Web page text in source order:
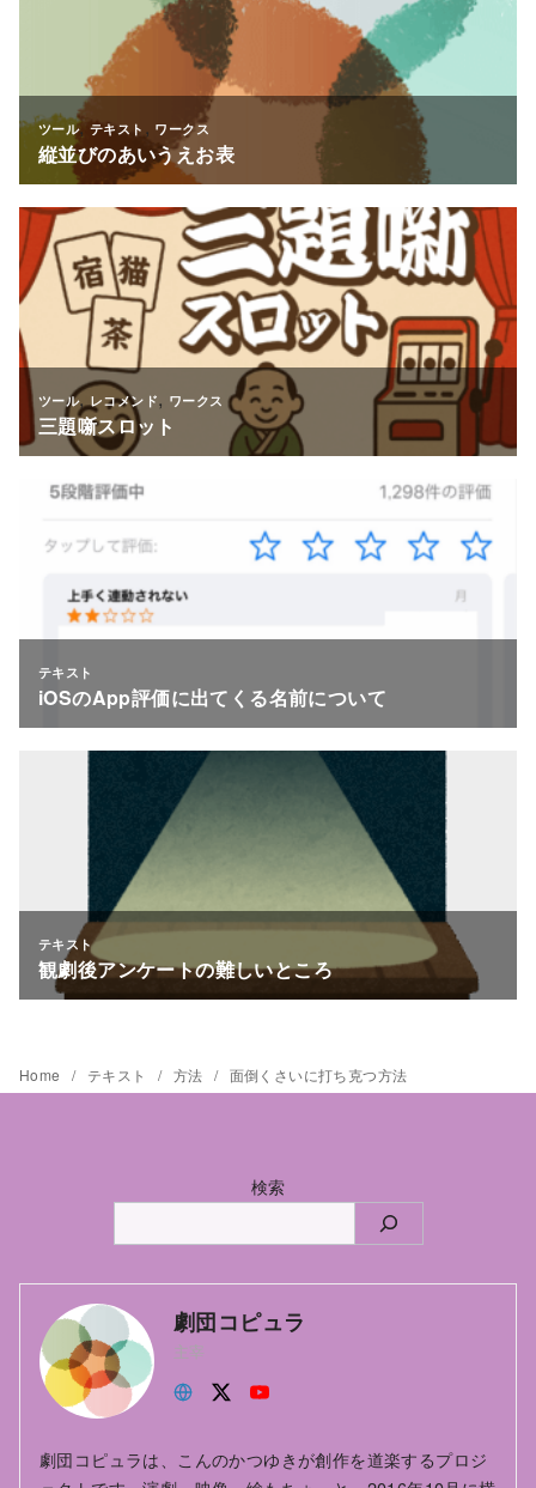
Home テキスト 方法 面倒くさいに打ち克つ方法
検索
劇団コピュラ
主宰
劇団コピュラは、こんのかつゆきが創作を道楽するプロジ